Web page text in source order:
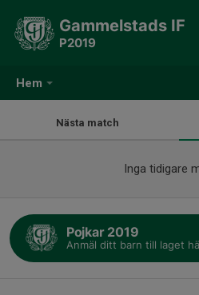
Hem
Gammelstads IF
P2019
Nästa match
Inga tidigare
Pojkar 2019
Anmäl ditt barn till laget